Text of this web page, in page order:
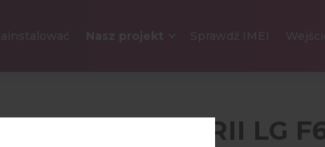
Nasz projekt Sprawdź IMEI Wejście
(LGD390N) Z SERII LG